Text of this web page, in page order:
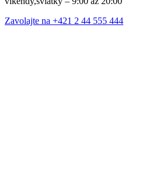
Zavolajte na +421 2 44 555 444